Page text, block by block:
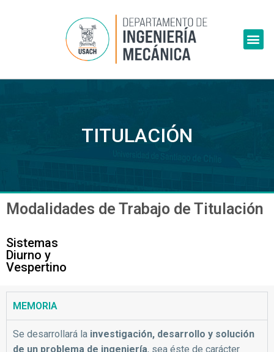
TITULACIÓN
Modalidades de Trabajo de Titulación
Sistemas
Diurno y
Vespertino
MEMORIA
Se desarrollará la investigación, desarrollo y solución
de un problema de ingeniería, sea éste de carácter